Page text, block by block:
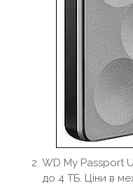
WD My Passport
до 4 ТБ. Ціни в